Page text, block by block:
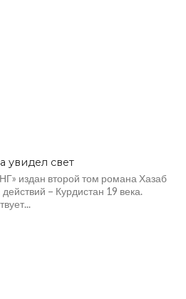
увидел свет
издан второй том романа Хазаб
– Курдистан 19 века.